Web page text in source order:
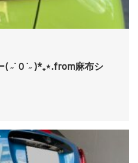
˶˙０˙˶ )*₊⋆.from麻布シ